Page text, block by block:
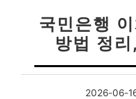
국민은행
방법 정
2026-06-